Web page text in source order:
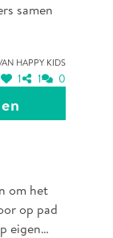
samen
Happy Kids
1 1 0
om het
op pad
eigen